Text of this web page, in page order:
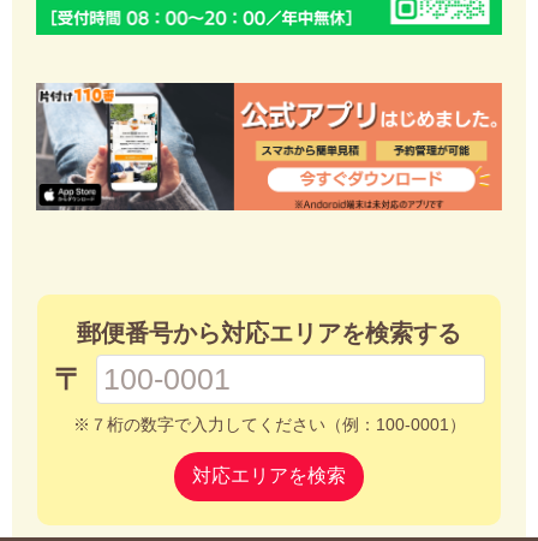
郵便番号から対応エリアを検索する
〒
※７桁の数字で入力してください（例：100-0001）
対応エリアを検索